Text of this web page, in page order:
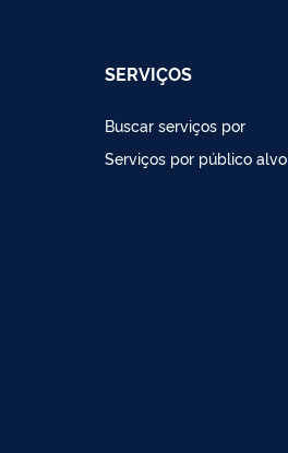
SERVIÇOS
Buscar serviços por
Serviços por público alvo